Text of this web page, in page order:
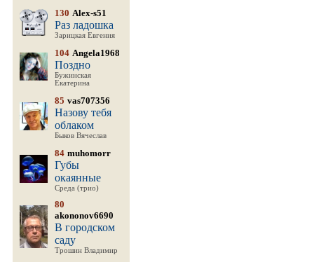
130 Alex-s51
Раз ладошка
Зарицкая Евгения
104 Angela1968
Поздно
Бужинская
Екатерина
85 vas707356
Назову тебя
облаком
Быков Вячеслав
84 muhomorr
Губы
окаянные
Среда (трио)
80
akononov6690
В городском
саду
Трошин Владимир